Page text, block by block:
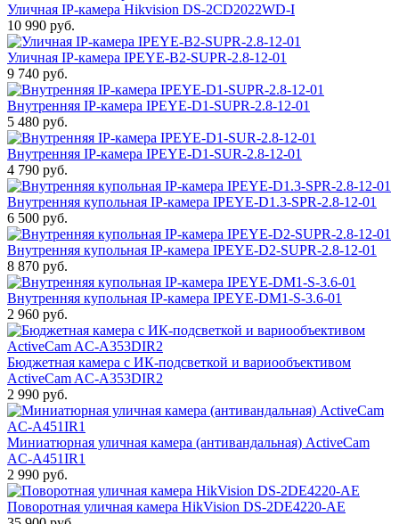
Уличная IP-камера Hikvision DS-2CD2022WD-I
10 990 руб.
Уличная IP-камера IPEYE-B2-SUPR-2.8-12-01
9 740 руб.
Внутренняя IP-камера IPEYE-D1-SUPR-2.8-12-01
5 480 руб.
Внутренняя IP-камера IPEYE-D1-SUR-2.8-12-01
4 790 руб.
Внутренняя купольная IP-камера IPEYE-D1.3-SPR-2.8-12-01
6 500 руб.
Внутренняя купольная IP-камера IPEYE-D2-SUPR-2.8-12-01
8 870 руб.
Внутренняя купольная IP-камера IPEYE-DM1-S-3.6-01
2 960 руб.
Бюджетная камера с ИК-подсветкой и вариообъективом
ActiveCam AC-A353DIR2
2 990 руб.
Миниатюрная уличная камера (антивандальная) ActiveCam
AC-A451IR1
2 990 руб.
Поворотная уличная камера HikVision DS-2DE4220-AE